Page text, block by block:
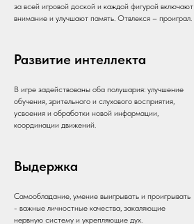
за всей игровой доской и каждой фигурой включают
внимание и улучшают память. Отвлекся – проиграл.
Развитие интеллекта
В игре задействованы оба полушария: улучшение
обучения, зрительного и слухового восприятия,
усвоения и обработки новой информации,
координации движений.
Выдержка
Самообладание, умение выигрывать и проигрывать
- важные личностные качества, закаляющие
нервную систему и укрепляющие дух.